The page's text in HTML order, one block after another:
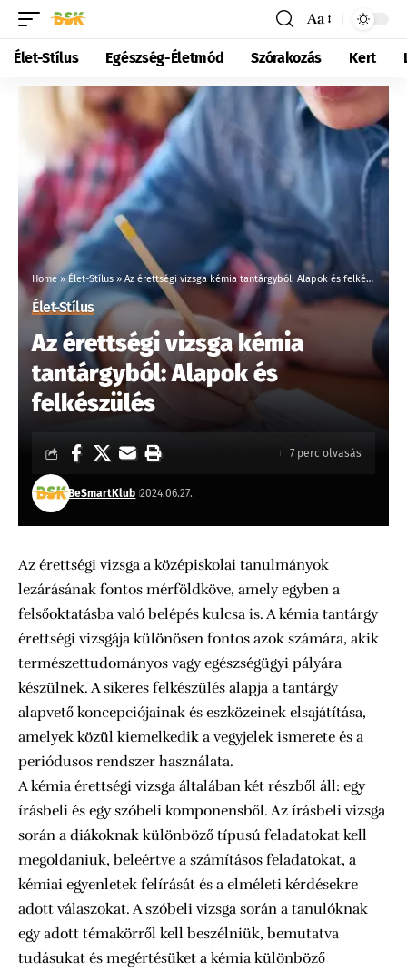
Aa
Élet-Stílus Egészség-Életmód Szórakozás Kert
Home» Élet-Stílus » Az érettségi vizsga kémia tantárgyból: Alapok és felkészülés
Élet-Stílus
Az érettségi vizsga kémia
tantárgyból: Alapok és
felkészülés
BeSmartKlub 2024.06.27.
7 perc olvasás
Az érettségi vizsga a középiskolai tanulmányok
lezárásának fontos mérföldköve, amely egyben a
felsőoktatásba való belépés kulcsa is. A kémia tantárgy
érettségi vizsgája különösen fontos azok számára, akik
természettudományos vagy egészségügyi pályára
készülnek. A sikeres felkészülés alapja a tantárgy
alapvető koncepciójainak és eszközeinek elsajátítása,
amelyek közül kiemelkedik a vegyjelek ismerete és a
periódusos rendszer használata.
A kémia érettségi vizsga általában két részből áll: egy
írásbeli és egy szóbeli komponensből. Az írásbeli vizsga
során a diákoknak különböző típusú feladatokat kell
megoldaniuk, beleértve a számításos feladatokat, a
kémiai egyenletek felírását és a elméleti kérdésekre
adott válaszokat. A szóbeli vizsga során a tanulóknak
egy adott témakörről kell beszélniük, bemutatva
tudásukat és megértésüket a kémia különböző